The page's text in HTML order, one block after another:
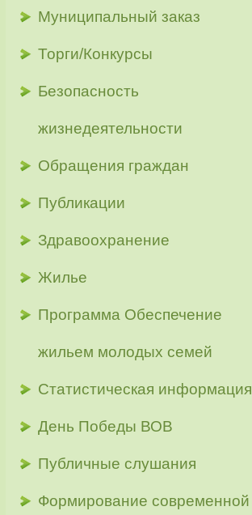
Муниципальный заказ
Торги/Конкурсы
Безопасность
жизнедеятельности
Обращения граждан
Публикации
Здравоохранение
Жилье
Программа Обеспечение
жильем молодых семей
Статистическая информация
День Победы ВОВ
Публичные слушания
Формирование современной